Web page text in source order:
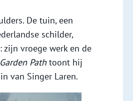
De tuin, een
schilder,
vroege werk en de
Pathtoont hij
van Singer Laren.